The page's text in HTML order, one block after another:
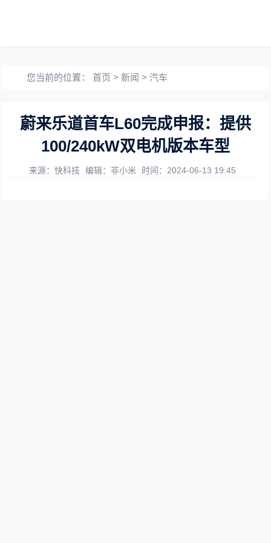
您当前的位置：首页 >新闻 >汽车
蔚来乐道首车L60完成申报：提供
100/240kW双电机版本车型
来源：快科技 编辑：非小米 时间：2024-06-13 19:45